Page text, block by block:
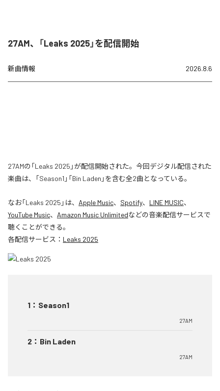
27AM、「Leaks 2025」を配信開始
新曲情報 2026.8.6
27AMの「Leaks 2025」が配信開始された。今回デジタル配信された
楽曲は、「Season1」「Bin Laden」を含む全2曲となっている。
なお「Leaks 2025 」は、 Apple Music、 Spotify、 LINE MUSIC、
YouTube Music、 Amazon Music Unlimitedなどの音楽配信サービスで
聴くことができる。
各配信サービス： Leaks 2025
1 ： Season1
27AM
2 ： Bin Laden
27AM